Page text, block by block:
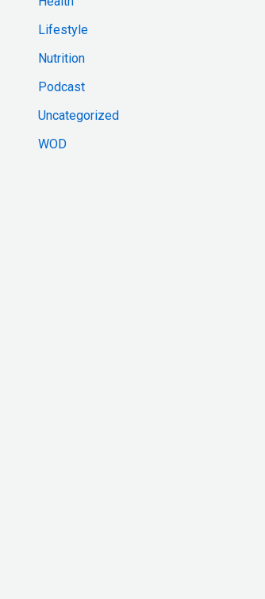
:Lifestyle
Nutrition
Podcast
Uncategorized
WOD